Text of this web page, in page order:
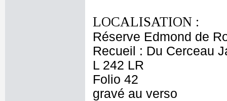
LOCALISATION :
Réserve Edmond de
Recueil : Du Cerceau
L 242 LR
Folio 42
gravé au verso